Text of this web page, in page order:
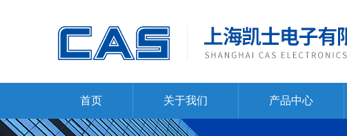
首页 关于我们 产品中心